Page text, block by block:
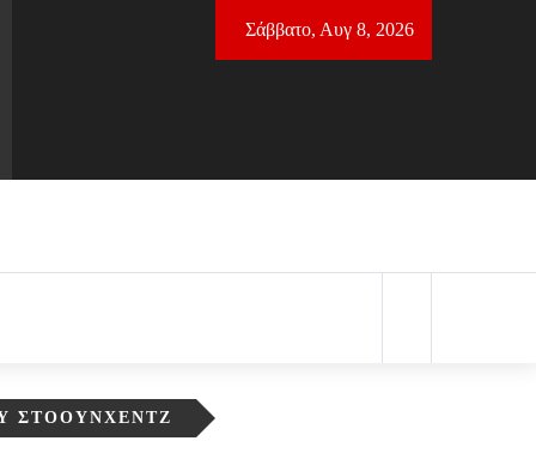
Σάββατο, Αυγ 8, 2026
ΣΤΌΟΥΝΧΕΝΤΖ